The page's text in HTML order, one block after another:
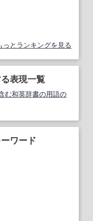
っとランキングを見る
表現一覧
む和英辞書の用語の
ワード